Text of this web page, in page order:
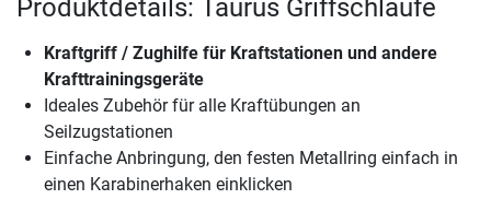
Produktdetails: Taurus Griffschlaufe
Kraftgriff / Zughilfe für Kraftstationen und andere
Krafttrainingsgeräte
Ideales Zubehör für alle Kraftübungen an
Seilzugstationen
Einfache Anbringung, den festen Metallring einfach in
einen Karabinerhaken einklicken